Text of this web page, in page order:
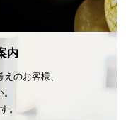
内
のお客様、
。